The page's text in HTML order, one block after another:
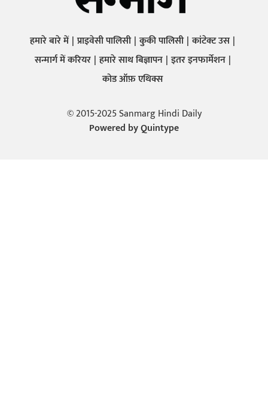
हमारे बारे में प्राइवेसी पालिसी कुकी पालिसी कांटेक्ट उस
सन्मार्ग में करियर हमारे साथ बिज्ञापन इतर इनफार्मेशन
कोड ऑफ़ एथिक्स
© 2015-2025 Sanmarg Hindi Daily
Powered byQuintype